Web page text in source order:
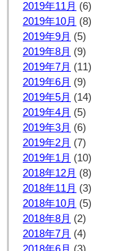
2019年11月 (6)
2019年10月 (8)
2019年9月 (5)
2019年8月 (9)
2019年7月 (11)
2019年6月 (9)
2019年5月 (14)
2019年4月 (5)
2019年3月 (6)
2019年2月 (7)
2019年1月 (10)
2018年12月 (8)
2018年11月 (3)
2018年10月 (5)
2018年8月 (2)
2018年7月 (4)